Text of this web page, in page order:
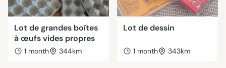
Lot de grandes boîtes
à œufs vides propres
1 month 344km
Lot de dessin
1 month 343km